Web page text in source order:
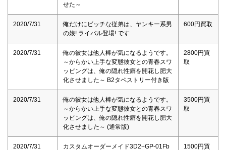
せた～
2020/7/31
俺だけにビッチな従弟は、ヤンキー系男
の娘! ライバル登場! です
600円買取
2020/7/31
俺の彼女は他人棒が気になるようです。
～からかい上手な変態彼女との青春スワ
ッピングは、俺の隠れ性癖を開花し肥大
化させました～ B2タペストリー付き版
2800円買
取
2020/7/31
俺の彼女は他人棒が気になるようです。
～からかい上手な変態彼女との青春スワ
ッピングは、俺の隠れ性癖を開花し肥大
化させました～ (通常版)
3500円買
取
2020/7/31 カスタムオーダーメイド3D2+GP-01Fb 1500円買